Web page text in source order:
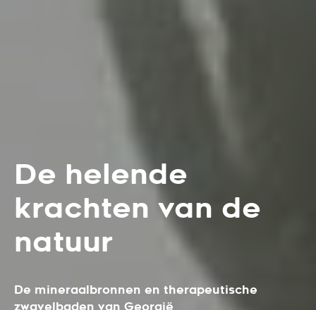
De helende
krachten van de
natuur
De mineraalbronnen en therapeutische
zwavelbaden van Georgië